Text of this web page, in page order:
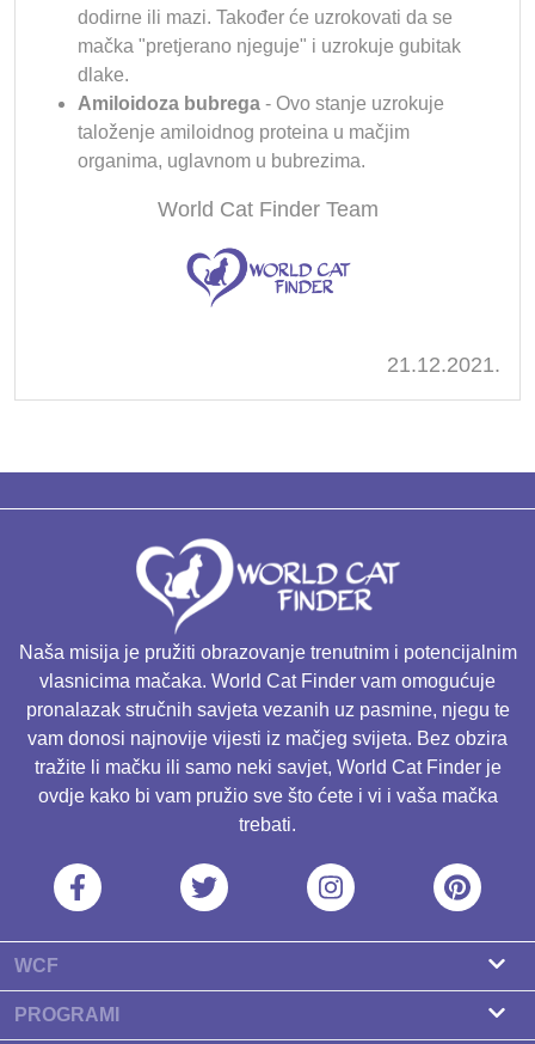
dodirne ili mazi. Također će uzrokovati da se
mačka "pretjerano njeguje" i uzrokuje gubitak
dlake.
Amiloidoza bubrega - Ovo stanje uzrokuje
taloženje amiloidnog proteina u mačjim
organima, uglavnom u bubrezima.
World Cat Finder Team
21.12.2021.
Naša misija je pružiti obrazovanje trenutnim i potencijalnim
vlasnicima mačaka. World Cat Finder vam omogućuje
pronalazak stručnih savjeta vezanih uz pasmine, njegu te
vam donosi najnovije vijesti iz mačjeg svijeta. Bez obzira
tražite li mačku ili samo neki savjet, World Cat Finder je
ovdje kako bi vam pružio sve što ćete i vi i vaša mačka
trebati.
WCF
O nama
PROGRAMI